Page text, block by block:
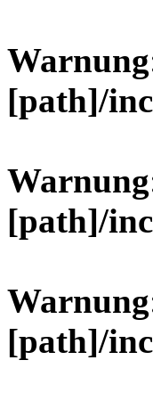
Warnung
[path]/
Warnung
[path]/
Warnung
[path]/